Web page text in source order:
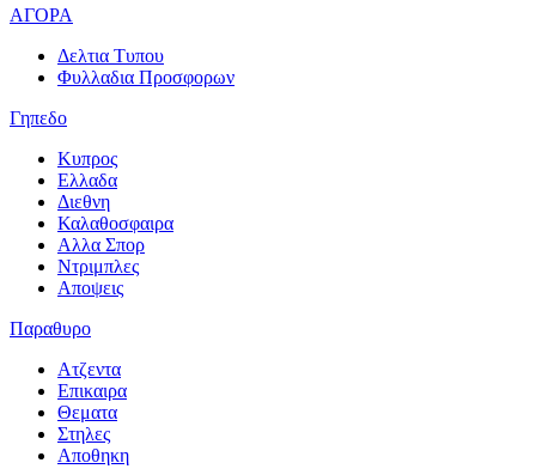
ΑΓΟΡΑ
Δελτια Τυπου
Φυλλαδια Προσφορων
Γηπεδο
Κυπρος
Ελλαδα
Διεθνη
Καλαθοσφαιρα
Αλλα Σπορ
Ντριμπλες
Αποψεις
Παραθυρο
Ατζεντα
Επικαιρα
Θεματα
Στηλες
Αποθηκη